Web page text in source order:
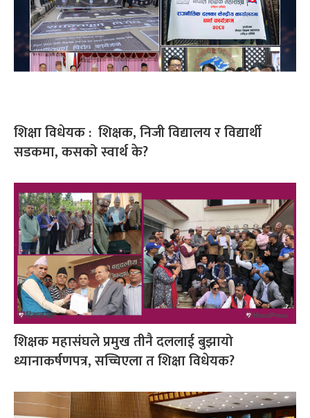
शिक्षा विधेयक : शिक्षक, निजी विद्यालय र विद्यार्थी
सडकमा, कसको स्वार्थ के?
शिक्षक महासंघले प्रमुख तीनै दललाई बुझायो
ध्यानाकर्षणपत्र, सच्चिएला त शिक्षा विधेयक?